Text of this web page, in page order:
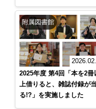
附属図書館
2025年度 第4回「本を2冊
上借りると、雑誌付録が
る!?」を実施しました